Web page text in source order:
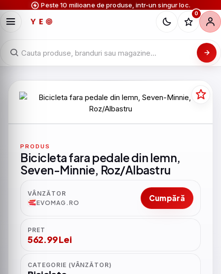
Peste 10 milioane de produse, intr-un singur loc.
0
PRODUS
Bicicleta fara pedale din lemn,
Seven-Minnie, Roz/Albastru
VÂNZĂTOR
EVOMAG.RO
Cumpără
PRET
562.99 Lei
CATEGORIE (VÂNZĂTOR)